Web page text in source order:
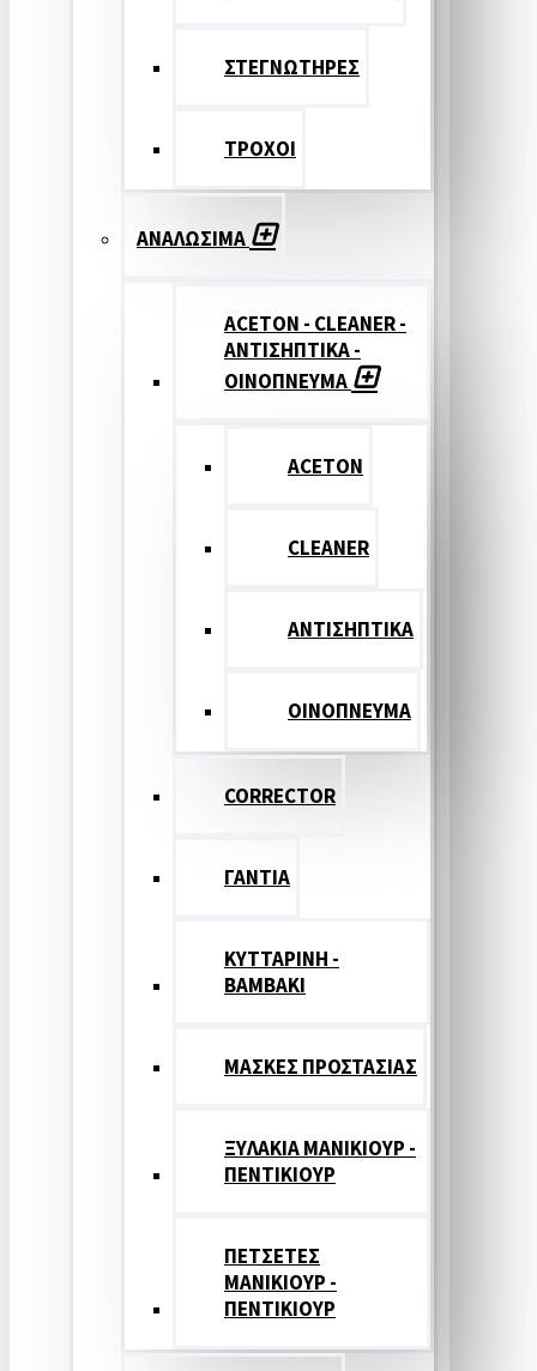
ΣΤΕΓΝΩΤΗΡΕΣ
ΤΡΟΧΟΙ
ΑΝΑΛΩΣΙΜΑ
ACETON - CLEANER -
ΑΝΤΙΣΗΠΤΙΚΑ -
ΟΙΝΟΠΝΕΥΜΑ
ACETON
CLEANER
ΑΝΤΙΣΗΠΤΙΚΑ
ΟΙΝΟΠΝΕΥΜΑ
CORRECTOR
ΓΑΝΤΙΑ
ΚΥΤΤΑΡΙΝΗ -
ΒΑΜΒΑΚΙ
ΜΑΣΚΕΣ ΠΡΟΣΤΑΣΙΑΣ
ΞΥΛΑΚΙΑ ΜΑΝΙΚΙΟΥΡ -
ΠΕΝΤΙΚΙΟΥΡ
ΠΕΤΣΕΤΕΣ
ΜΑΝΙΚΙΟΥΡ -
ΠΕΝΤΙΚΙΟΥΡ